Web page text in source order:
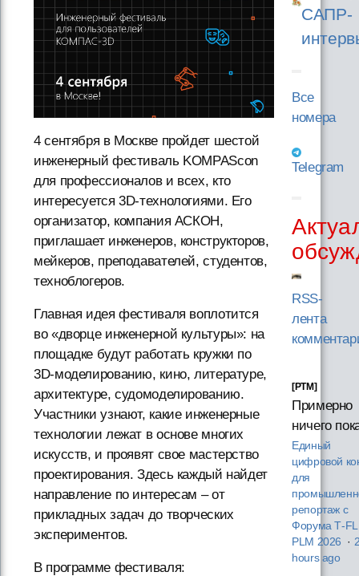
4 сентября в Москве пройдет шестой
инженерный фестиваль KOMPAScon
для профессионалов и всех, кто
интересуется 3D-технологиями. Его
организатор, компания АСКОН,
приглашает инженеров, конструкторов,
мейкеров, преподавателей, студентов,
техноблогеров.
Главная идея фестиваля воплотится
во «дворце инженерной культуры»: на
площадке будут работать кружки по
3D-моделированию, кино, литературе,
архитектуре, судомоделированию.
Участники узнают, какие инженерные
технологии лежат в основе многих
искусств, и проявят свое мастерство
проектирования. Здесь каждый найдет
направление по интересам – от
прикладных задач до творческих
экспериментов.
В программе фестиваля:
САПР-
Все
номера
Telegram
RSS-
лента
[PTM]
Примерно
ничего
Единый
цифровой
для
репортаж с
Форума
PLM 2026 ·
hours ago